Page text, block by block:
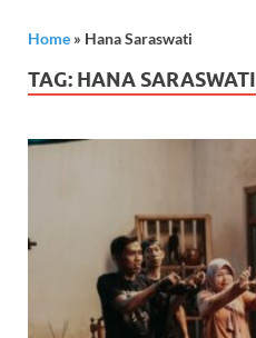
Home » Hana Saraswati
TAG: HANA SARASWATI